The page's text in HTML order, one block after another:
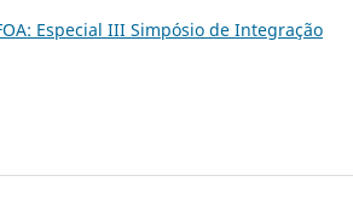
Especial III Simpósio de Integração